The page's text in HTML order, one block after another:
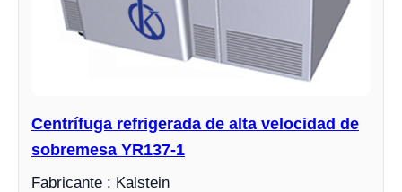
Centrífuga refrigerada de alta velocidad de
sobremesa YR137-1
Fabricante : Kalstein